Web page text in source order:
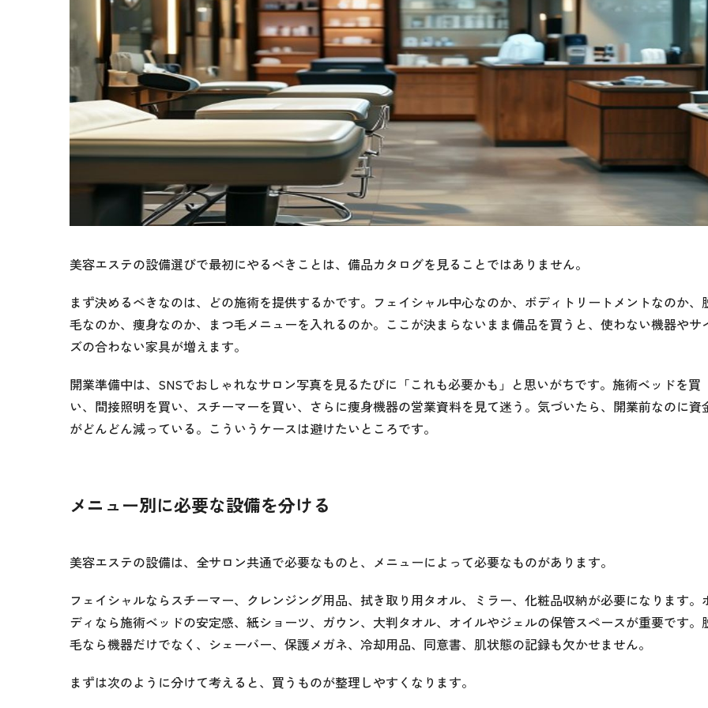
美容エステの設備選びで最初にやるべきことは、備品カタログを見ることではありません。
まず決めるべきなのは、どの施術を提供するかです。フェイシャル中心なのか、ボディトリートメントなのか、
毛なのか、痩身なのか、まつ毛メニューを入れるのか。ここが決まらないまま備品を買うと、使わない機器やサ
ズの合わない家具が増えます。
開業準備中は、SNSでおしゃれなサロン写真を見るたびに「これも必要かも」と思いがちです。施術ベッドを買
い、間接照明を買い、スチーマーを買い、さらに痩身機器の営業資料を見て迷う。気づいたら、開業前なのに資
がどんどん減っている。こういうケースは避けたいところです。
メニュー別に必要な設備を分ける
美容エステの設備は、全サロン共通で必要なものと、メニューによって必要なものがあります。
フェイシャルならスチーマー、クレンジング用品、拭き取り用タオル、ミラー、化粧品収納が必要になります。
ディなら施術ベッドの安定感、紙ショーツ、ガウン、大判タオル、オイルやジェルの保管スペースが重要です。
毛なら機器だけでなく、シェーバー、保護メガネ、冷却用品、同意書、肌状態の記録も欠かせません。
まずは次のように分けて考えると、買うものが整理しやすくなります。